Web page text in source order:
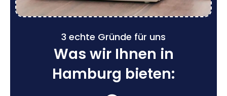
3 echte Gründe für uns
Was wir Ihnen in
Hamburg bieten: